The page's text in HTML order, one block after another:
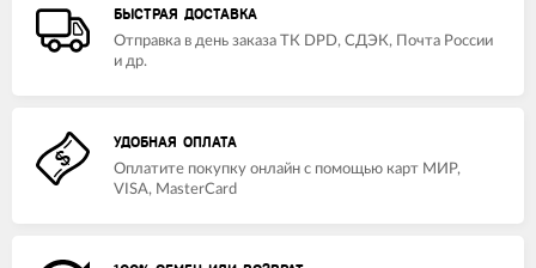
БЫСТРАЯ ДОСТАВКА
Отправка в день заказа ТК DPD, СДЭК, Почта России
и др.
УДОБНАЯ ОПЛАТА
Оплатите покупку онлайн с помощью карт МИР,
VISA, MasterCard